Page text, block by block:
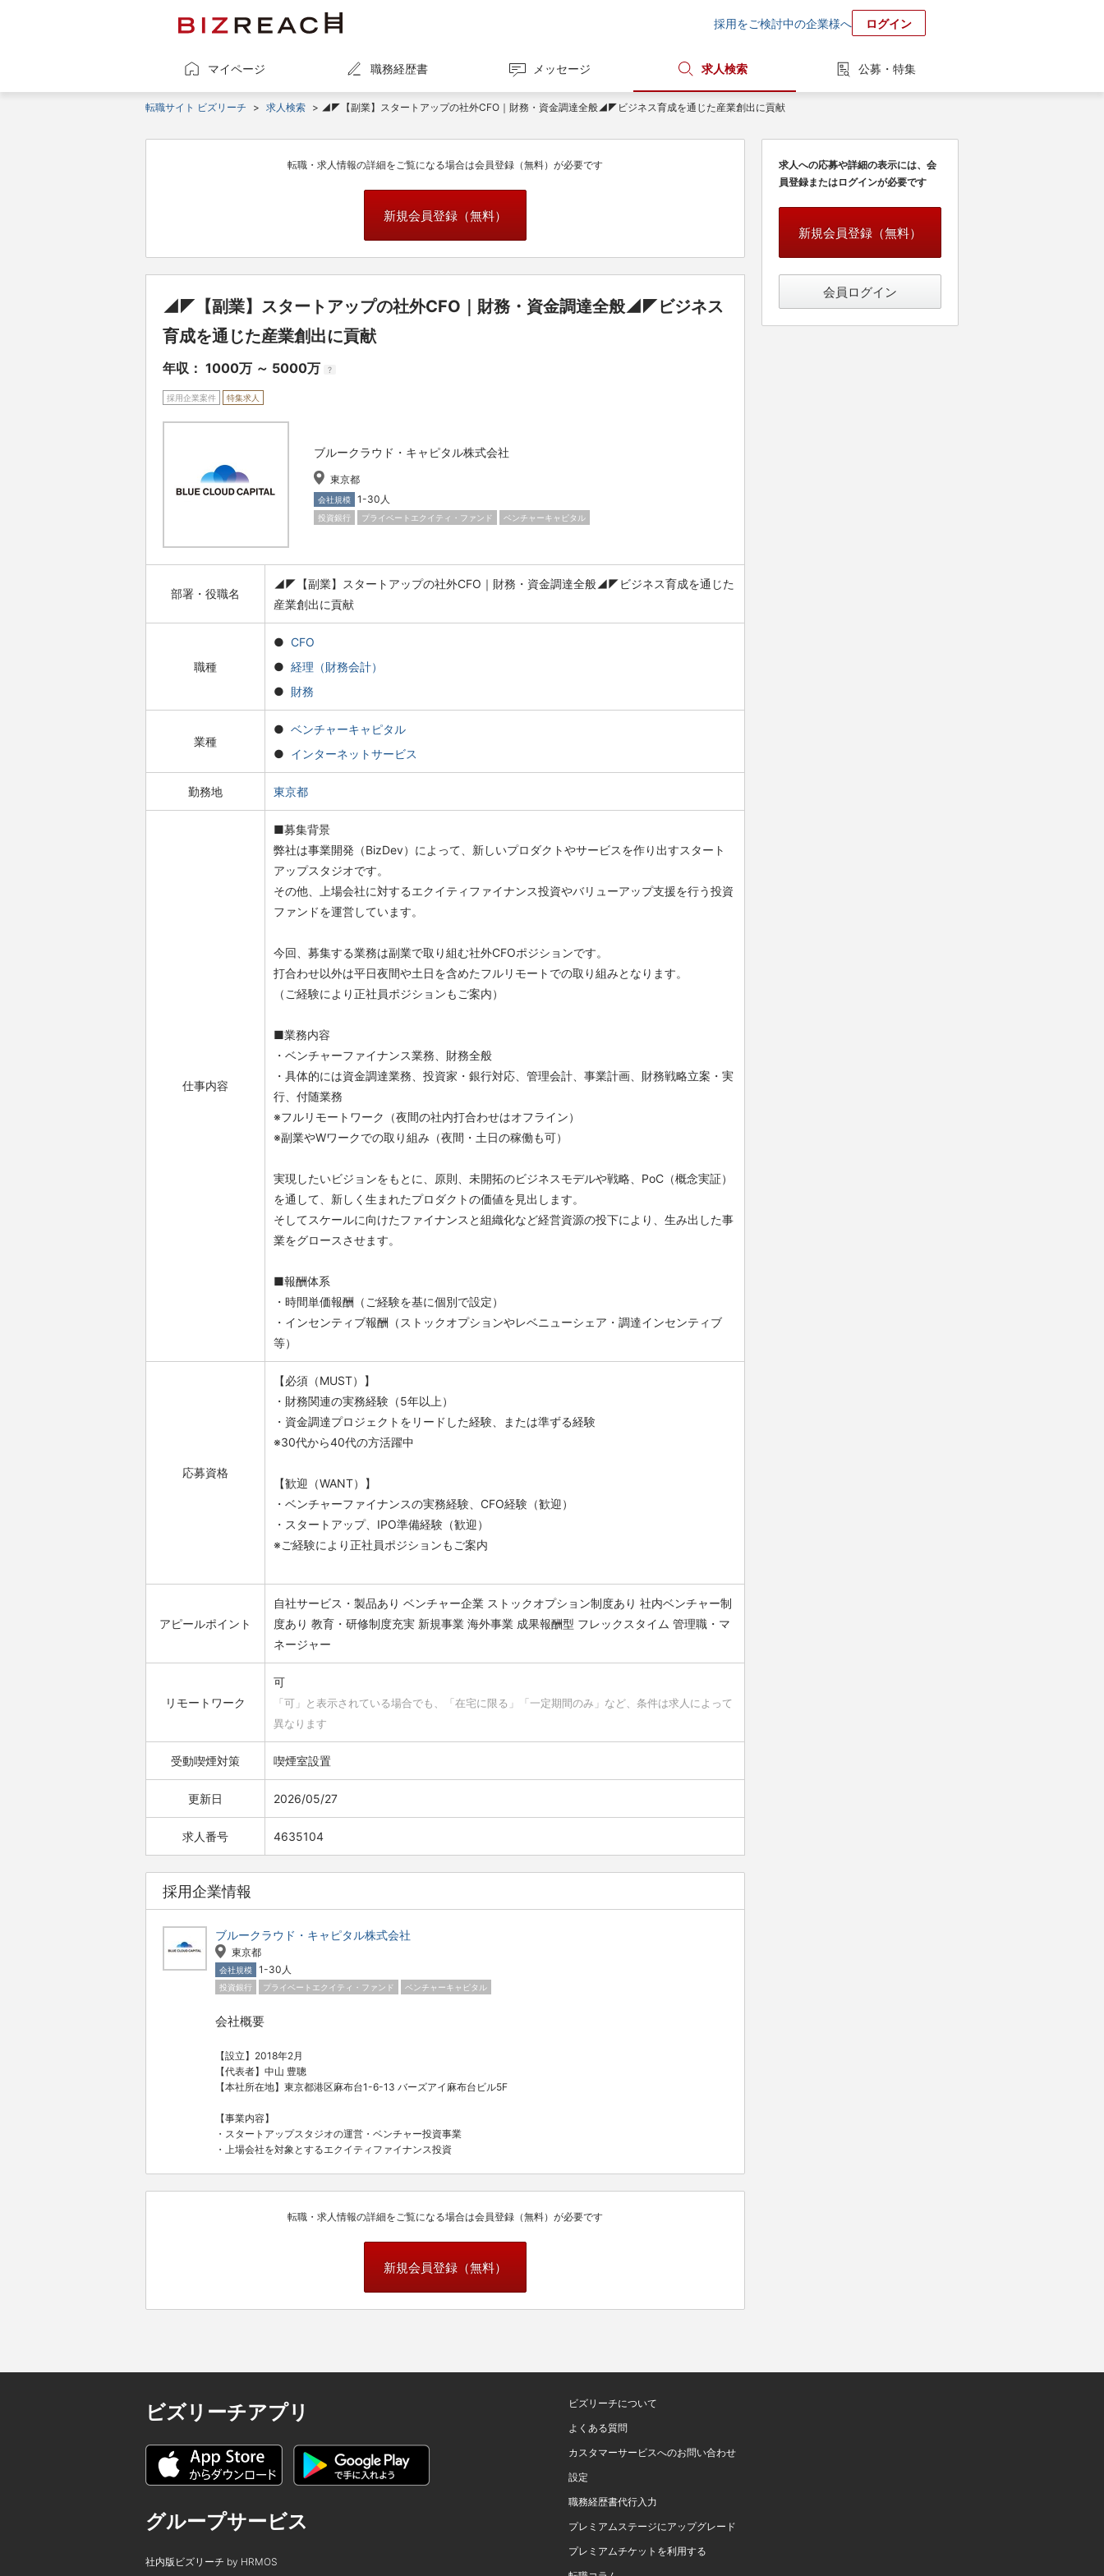
採用をご検討中の企業様へ ログイン
マイページ 職務経歴書 メッセージ 求人検索 公募・特集
転職サイト ビズリーチ > 求人検索 > ◢◤【副業】スタートアップの社外CFO｜財務・資金調達全般◢◤ビジネス育成を通じた産業創出に貢献
転職・求人情報の詳細をご覧になる場合は会員登録（無料）が必要です
新規会員登録（無料）
◢◤【副業】スタートアップの社外CFO｜財務・資金調達全般◢◤ビジネス
育成を通じた産業創出に貢献
年収： 1000万 ～ 5000万 ?
採用企業案件 特集求人
ブルークラウド・キャピタル株式会社
東京都
会社規模 1-30人
投資銀行 プライベートエクイティ・ファンド ベンチャーキャピタル
部署・役職名
◢◤【副業】スタートアップの社外CFO｜財務・資金調達全般◢◤ビジネス育成を通じた
産業創出に貢献
職種
CFO
経理（財務会計）
財務
業種
ベンチャーキャピタル
インターネットサービス
勤務地 東京都
仕事内容
■募集背景
弊社は事業開発（BizDev）によって、新しいプロダクトやサービスを作り出すスタート
アップスタジオです。
その他、上場会社に対するエクイティファイナンス投資やバリューアップ支援を行う投資
ファンドを運営しています。
今回、募集する業務は副業で取り組む社外CFOポジションです。
打合わせ以外は平日夜間や土日を含めたフルリモートでの取り組みとなります。
（ご経験により正社員ポジションもご案内）
■業務内容
・ベンチャーファイナンス業務、財務全般
・具体的には資金調達業務、投資家・銀行対応、管理会計、事業計画、財務戦略立案・実
行、付随業務
※フルリモートワーク（夜間の社内打合わせはオフライン）
※副業やWワークでの取り組み（夜間・土日の稼働も可）
実現したいビジョンをもとに、原則、未開拓のビジネスモデルや戦略、PoC（概念実証）
を通して、新しく生まれたプロダクトの価値を見出します。
そしてスケールに向けたファイナンスと組織化など経営資源の投下により、生み出した事
業をグロースさせます。
■報酬体系
・時間単価報酬（ご経験を基に個別で設定）
・インセンティブ報酬（ストックオプションやレベニューシェア・調達インセンティブ
等）
応募資格
【必須（MUST）】
・財務関連の実務経験（5年以上）
・資金調達プロジェクトをリードした経験、または準ずる経験
※30代から40代の方活躍中
【歓迎（WANT）】
・ベンチャーファイナンスの実務経験、CFO経験（歓迎）
・スタートアップ、IPO準備経験（歓迎）
※ご経験により正社員ポジションもご案内
アピールポイント
自社サービス・製品あり ベンチャー企業 ストックオプション制度あり 社内ベンチャー制
度あり 教育・研修制度充実 新規事業 海外事業 成果報酬型 フレックスタイム 管理職・マ
ネージャー
リモートワーク
可
「可」と表示されている場合でも、「在宅に限る」「一定期間のみ」など、条件は求人によって
異なります
受動喫煙対策 喫煙室設置
更新日 2026/05/27
求人番号 4635104
採用企業情報
ブルークラウド・キャピタル株式会社
東京都
会社規模 1-30人
投資銀行 プライベートエクイティ・ファンド ベンチャーキャピタル
会社概要
【設立】2018年2月
【代表者】中山 豊聰
【本社所在地】東京都港区麻布台1-6-13 バーズアイ麻布台ビル5F
【事業内容】
・スタートアップスタジオの運営・ベンチャー投資事業
・上場会社を対象とするエクイティファイナンス投資
転職・求人情報の詳細をご覧になる場合は会員登録（無料）が必要です
新規会員登録（無料）
求人への応募や詳細の表示には、会
員登録またはログインが必要です
新規会員登録（無料）
会員ログイン
ビズリーチアプリ
グループサービス
社内版ビズリーチ by HRMOS
ビズリーチについて
よくある質問
カスタマーサービスへのお問い合わせ
設定
職務経歴書代行入力
プレミアムステージにアップグレード
プレミアムチケットを利用する